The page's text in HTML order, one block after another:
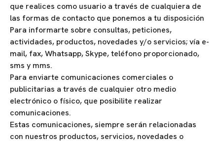
que realices como usuario a través de cualquiera de
las formas de contacto que ponemos a tu disposición
Para informarte sobre consultas, peticiones,
actividades, productos, novedades y/o servicios; vía e-
mail, fax, Whatsapp, Skype, teléfono proporcionado,
sms y mms.
Para enviarte comunicaciones comerciales o
publicitarias a través de cualquier otro medio
electrónico o físico, que posibilite realizar
comunicaciones.
Estas comunicaciones, siempre serán relacionadas
con nuestros productos, servicios, novedades o